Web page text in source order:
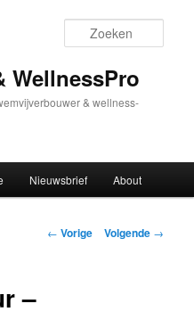
WellnessPro
& wellness-
Nieuwsbrief About
Bericht
← Vorige Volgende →
–